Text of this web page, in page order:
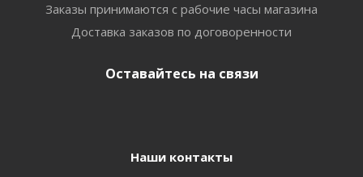
Заказы принимаются с рабочие часы магазина
Доставка заказов по договоренности
Оставайтесь на связи
Наши контакты